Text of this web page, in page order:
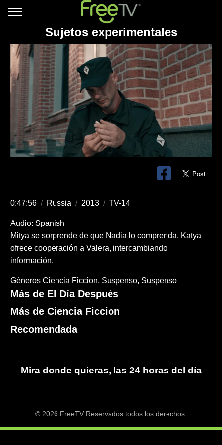
Sujetos experimentales
0:47:56 / Russia / 2013 / TV-14
Audio: Spanish
Mitya se sorprende de que Nadia lo comprenda. Katya
ofrece cooperación a Valera, intercambiando
información.
Géneros Ciencia Ficcion Suspenso Suspenso
Más de El Día Después
Más de Ciencia Ficcion
Recomendada
Mira donde quieras, las 24 horas del día
© 2026 FreeTV Reservados todos los derechos.